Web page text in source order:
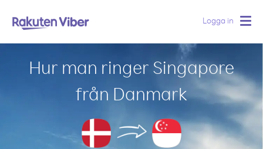
Logga in
Hur man ringer Singapore
från Danmark